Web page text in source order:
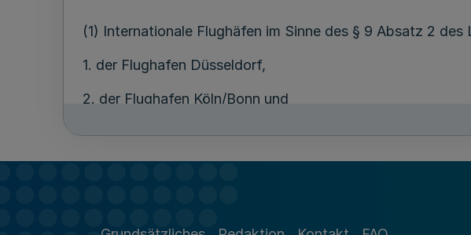
(1) Internationale Flughäfen im Sinne des § 9 Absatz 2
1. der Flughafen Düsseldorf,
2. der Flughafen Köln/Bonn und
3. der Flughafen Münster/Osnabrück.